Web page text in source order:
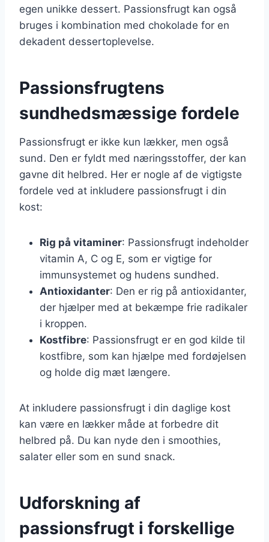
egen unikke dessert. Passionsfrugt kan også
bruges i kombination med chokolade for en
dekadent dessertoplevelse.
Passionsfrugtens
sundhedsmæssige fordele
Passionsfrugt er ikke kun lækker, men også
sund. Den er fyldt med næringsstoffer, der kan
gavne dit helbred. Her er nogle af de vigtigste
fordele ved at inkludere passionsfrugt i din
kost:
Rig på vitaminer: Passionsfrugt indeholder
vitamin A, C og E, som er vigtige for
immunsystemet og hudens sundhed.
Antioxidanter: Den er rig på antioxidanter,
der hjælper med at bekæmpe frie radikaler
i kroppen.
Kostfibre: Passionsfrugt er en god kilde til
kostfibre, som kan hjælpe med fordøjelsen
og holde dig mæt længere.
At inkludere passionsfrugt i din daglige kost
kan være en lækker måde at forbedre dit
helbred på. Du kan nyde den i smoothies,
salater eller som en sund snack.
Udforskning af
passionsfrugt i forskellige